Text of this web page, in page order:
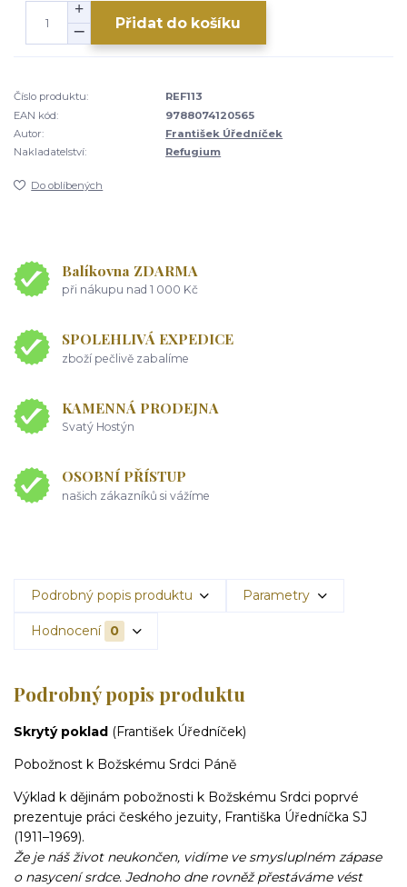
Přidat do košíku
Číslo produktu:
REF113
EAN kód:
9788074120565
Autor:
František Úředníček
Nakladatelství:
Refugium
Do oblíbených
Balíkovna ZDARMA
při nákupu nad 1 000 Kč
SPOLEHLIVÁ EXPEDICE
zboží pečlivě zabalíme
KAMENNÁ PRODEJNA
Svatý Hostýn
OSOBNÍ PŘÍSTUP
našich zákazníků si vážíme
Podrobný popis produktu Parametry
Hodnocení 0
Podrobný popis produktu
Skrytý poklad (František Úředníček)
Pobožnost k Božskému Srdci Páně
Výklad k dějinám pobožnosti k Božskému Srdci poprvé
prezentuje práci českého jezuity, Františka Úředníčka SJ
(1911–1969).
Že je náš život neukončen, vidíme ve smysluplném zápase
o nasycení srdce. Jednoho dne rovněž přestáváme vést